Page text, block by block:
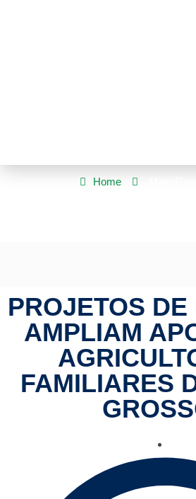
Home
PROJETOS
AMPLIAM
FAMILIARES